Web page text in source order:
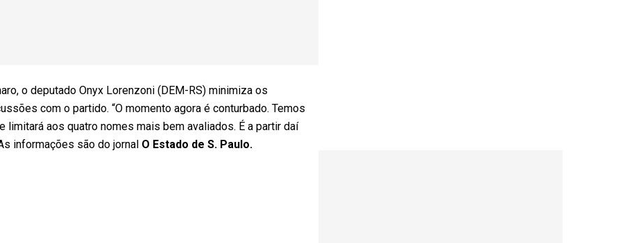
o deputado Onyx Lorenzoni (DEM-RS) minimiza os
com o partido. “O momento agora é conturbado. Temos
aos quatro nomes mais bem avaliados. É a partir daí
informações são do jornal O Estado de S. Paulo.